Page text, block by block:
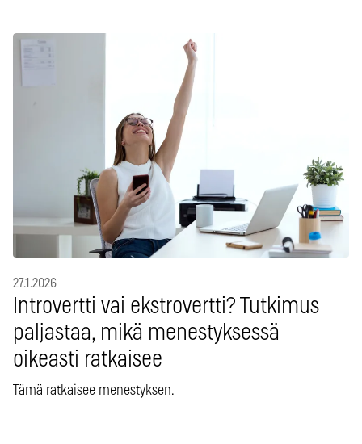
27.1.2026
Introvertti vai ekstrovertti? Tutkimus
paljastaa, mikä menestyksessä
oikeasti ratkaisee
Tämä ratkaisee menestyksen.